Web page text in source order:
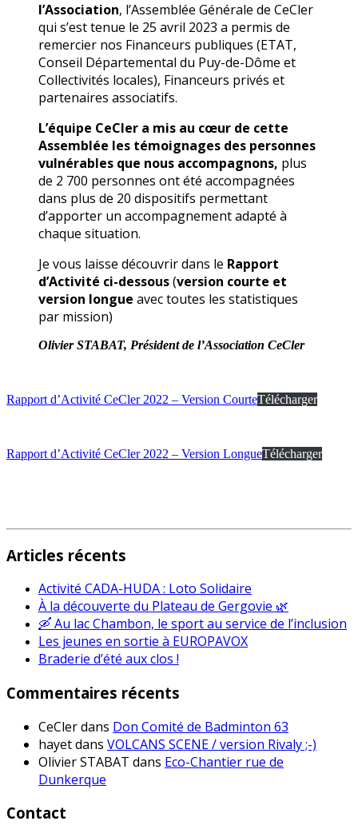
l’Association, l’Assemblée Générale de CeCler
qui s’est tenue le 25 avril 2023 a permis de
remercier nos Financeurs publiques (ETAT,
Conseil Départemental du Puy-de-Dôme et
Collectivités locales), Financeurs privés et
partenaires associatifs.
L’équipe CeCler a mis au cœur de cette
Assemblée les témoignages des personnes
vulnérables que nous accompagnons, plus
de 2 700 personnes ont été accompagnées
dans plus de 20 dispositifs permettant
d’apporter un accompagnement adapté à
chaque situation.
Je vous laisse découvrir dans le Rapport
d’Activité ci-dessous(version courte et
version longue avec toutes les statistiques
par mission)
Olivier STABAT, Président de l’Association CeCler
Rapport d’Activité CeCler 2022 – Version CourteTélécharger
Rapport d’Activité CeCler 2022 – Version LongueTélécharger
Articles récents
Activité CADA-HUDA : Loto Solidaire
À la découverte du Plateau de Gergovie 🌿
🛶 Au lac Chambon, le sport au service de l’inclusion
Les jeunes en sortie à EUROPAVOX
Braderie d’été aux clos !
Commentaires récents
CeClerdans Don Comité de Badminton 63
hayetdans VOLCANS SCENE / version Rivaly ;-)
Olivier STABAT dans Eco-Chantier rue de
Dunkerque
Contact